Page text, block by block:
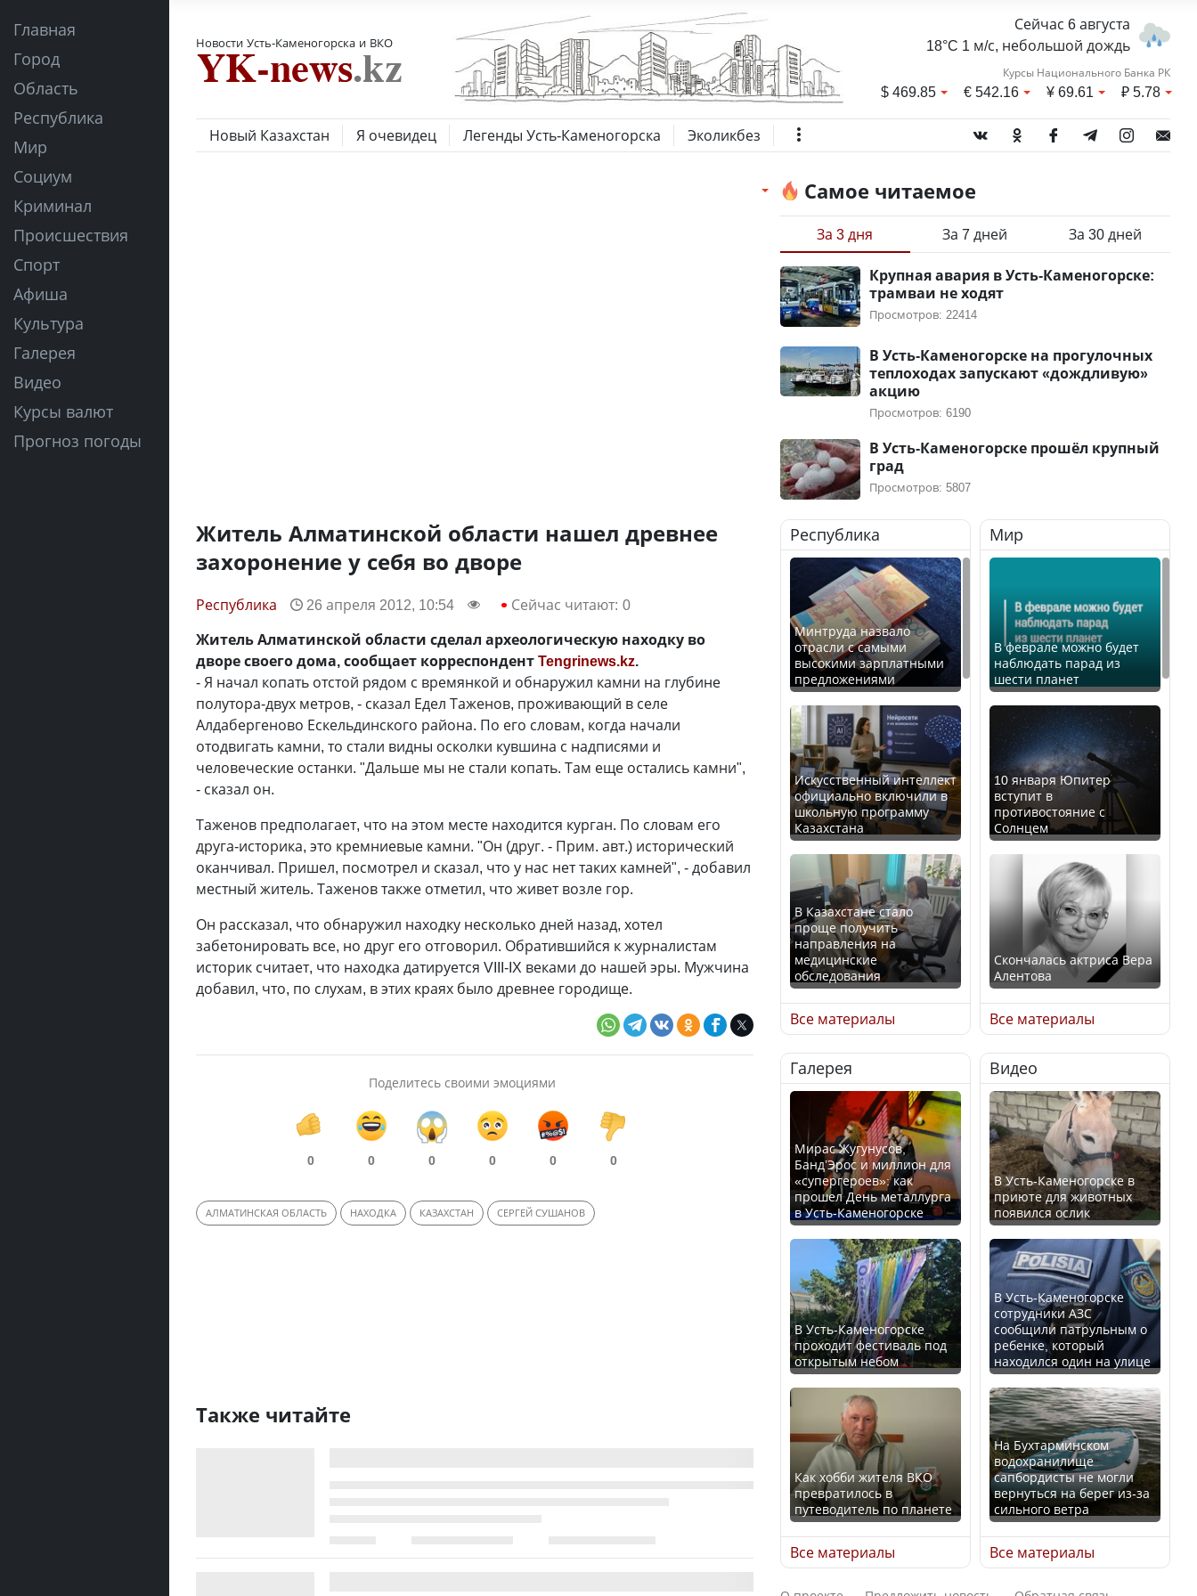
Главная
Город
Область
Республика
Мир
Социум
Криминал
Происшествия
Спорт
Афиша
Культура
Галерея
Видео
Курсы валют
Прогноз погоды
Новости Усть-Каменогорска и ВКО
Сейчас 6 августа
18°C 1 м/с, небольшой дождь
Курсы Национального Банка РК
$469.85 €542.16 ¥69.61 ₽5.78
Новый Казахстан Я очевидец Легенды Усть-Каменогорска Эколикбез
Житель Алматинской области нашел древнее
захоронение у себя во дворе
Республика 26 апреля 2012, 10:54 Сейчас читают: 0
Житель Алматинской области сделал археологическую находку во
дворе своего дома, сообщает корреспондентTengrinews.kz.
- Я начал копать отстой рядом с времянкой и обнаружил камни на глубине
полутора-двух метров, - сказал Едел Таженов, проживающий в селе
Алдабергеново Ескельдинского района. По его словам, когда начали
отодвигать камни, то стали видны осколки кувшина с надписями и
человеческие останки. "Дальше мы не стали копать. Там еще остались камни",
- сказал он.
Таженов предполагает, что на этом месте находится курган. По словам его
друга-историка, это кремниевые камни. "Он (друг. - Прим. авт.) исторический
оканчивал. Пришел, посмотрел и сказал, что у нас нет таких камней", - добавил
местный житель. Таженов также отметил, что живет возле гор.
Он рассказал, что обнаружил находку несколько дней назад, хотел
забетонировать все, но друг его отговорил. Обратившийся к журналистам
историк считает, что находка датируется VIII-IX веками до нашей эры. Мужчина
добавил, что, по слухам, в этих краях было древнее городище.
Поделитесь своими эмоциями
0 0 0 0 0 0
АЛМАТИНСКАЯ ОБЛАСТЬ НАХОДКА КАЗАХСТАН СЕРГЕЙ СУШАНОВ
Также читайте
Самое читаемое
За 3 дня За 7 дней За 30 дней
Крупная авария в Усть-Каменогорске:
трамваи не ходят
Просмотров: 22414
В Усть-Каменогорске на прогулочных
теплоходах запускают «дождливую»
акцию
Просмотров: 6190
В Усть-Каменогорске прошёл крупный
град
Просмотров: 5807
Республика
Минтруда назвало
отрасли с самыми
высокими зарплатными
предложениями
Искусственный интеллект
официально включили в
школьную программу
Казахстана
В Казахстане стало
проще получить
направления на
медицинские
обследования
Қазақстан Орталық Азия
елдері арасында әл-ауқат
индексінде көш бастады
Казахстан возглавил
рейтинг благополучия
среди стран Центральной
Азии
Будут ли представлены
интересы регионов в
Курултае?
Ең төменгі жалақы,
алимент, экология: жеті
партия сайлаушылармен
нені талқылап жатыр?
Все материалы
Мир
В феврале можно будет
наблюдать парад из
шести планет
10 января Юпитер
вступит в
противостояние с
Солнцем
Скончалась актриса Вера
Алентова
В РФ вынесен заочный
приговор по уголовному
делу об убийстве Игоря
Талькова
В России введены
дополнительные
ограничения для
казахстанских прав
Трамп официально
вступил в должность
президента США
Луну признали объектом
культурного наследия,
находящегося под
угрозой исчезновения
Все материалы
Галерея
Мирас Жугунусов,
Банд’Эрос и миллион для
«супергероев»: как
прошел День металлурга
в Усть-Каменогорске
В Усть-Каменогорске
проходит фестиваль под
открытым небом
Как хобби жителя ВКО
превратилось в
путеводитель по планете
Все материалы
Видео
В Усть-Каменогорске в
приюте для животных
появился ослик
В Усть-Каменогорске
сотрудники АЗС
сообщили патрульным о
ребенке, который
находился один на улице
На Бухтарминском
водохранилище
сапбордисты не могли
вернуться на берег из-за
сильного ветра
Все материалы